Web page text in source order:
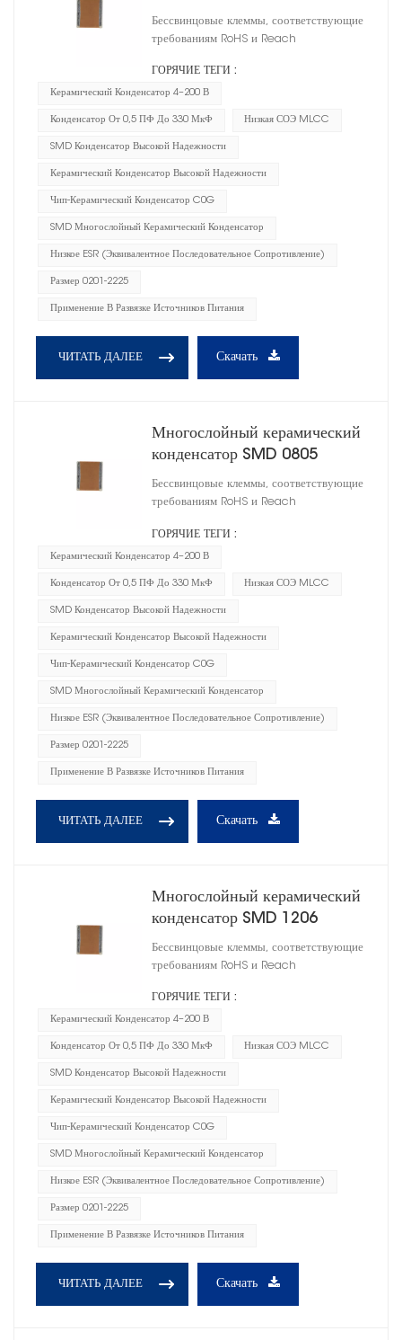
Бессвинцовые клеммы, соответствующие
требованиям RoHS и Reach
ГОРЯЧИЕ ТЕГИ :
Керамический Конденсатор 4–200 В
Конденсатор От 0,5 ПФ До 330 МкФ Низкая СОЭ MLCC
SMD Конденсатор Высокой Надежности
Керамический Конденсатор Высокой Надежности
Чип-Керамический Конденсатор C0G
SMD Многослойный Керамический Конденсатор
Низкое ESR (эквивалентное Последовательное Сопротивление)
Размер 0201-2225
Применение В Развязке Источников Питания
ЧИТАТЬ ДАЛЕЕ Скачать
Многослойный керамический
конденсатор SMD 0805
Бессвинцовые клеммы, соответствующие
требованиям RoHS и Reach
ГОРЯЧИЕ ТЕГИ :
Керамический Конденсатор 4–200 В
Конденсатор От 0,5 ПФ До 330 МкФ Низкая СОЭ MLCC
SMD Конденсатор Высокой Надежности
Керамический Конденсатор Высокой Надежности
Чип-Керамический Конденсатор C0G
SMD Многослойный Керамический Конденсатор
Низкое ESR (эквивалентное Последовательное Сопротивление)
Размер 0201-2225
Применение В Развязке Источников Питания
ЧИТАТЬ ДАЛЕЕ Скачать
Многослойный керамический
конденсатор SMD 1206
Бессвинцовые клеммы, соответствующие
требованиям RoHS и Reach
ГОРЯЧИЕ ТЕГИ :
Керамический Конденсатор 4–200 В
Конденсатор От 0,5 ПФ До 330 МкФ Низкая СОЭ MLCC
SMD Конденсатор Высокой Надежности
Керамический Конденсатор Высокой Надежности
Чип-Керамический Конденсатор C0G
SMD Многослойный Керамический Конденсатор
Низкое ESR (эквивалентное Последовательное Сопротивление)
Размер 0201-2225
Применение В Развязке Источников Питания
ЧИТАТЬ ДАЛЕЕ Скачать